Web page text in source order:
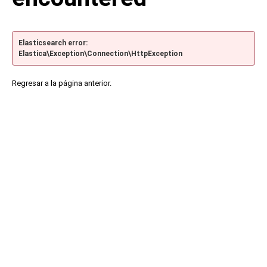
Elasticsearch error:
Elastica\Exception\Connection\HttpException
Regresar a la página anterior.